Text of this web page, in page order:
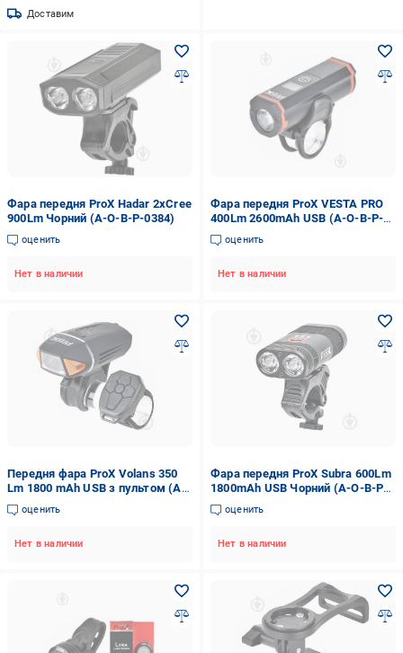
Доставим
Фара передня ProX Hadar 2xCree
900Lm Чорний (A-O-B-P-0384)
оценить
Нет в наличии
Фара передня ProX VESTA PRO
400Lm 2600mAh USB (A-O-B-P-
0396)
оценить
Нет в наличии
Передня фара ProX Volans 350
Lm 1800 mAh USB з пультом (A-
O-B-P-0398)
оценить
Нет в наличии
Фара передня ProX Subra 600Lm
1800mAh USB Чорний (A-O-B-P-
0407)
оценить
Нет в наличии